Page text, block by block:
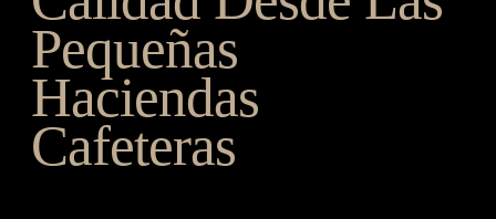
Pequeñas
Haciendas
Cafeteras